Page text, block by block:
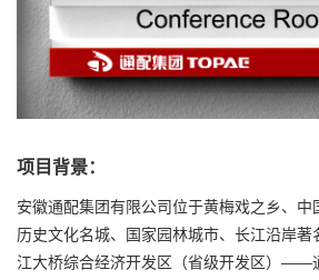
项目背景：
安徽通配集团有限公司位于黄梅戏之乡、中
历史文化名城、国家园林城市、长江沿岸
江大桥综合经济开发区（省级开发区）——